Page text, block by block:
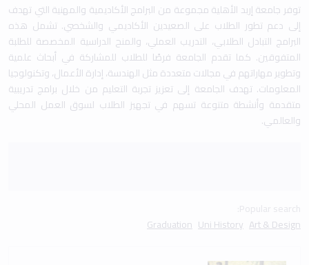
توفر جامعة إربد الأهلية مجموعة من البرامج الأكاديمية والمهنية التي تهدف
إلى دعم تطور الطلاب على الصعيدين الأكاديمي والشخصي. تشمل هذه
البرامج التبادل الطلابي، التدريب العملي، والمنح الدراسية المخصصة للطلبة
المتفوقين. كما تقدم الجامعة فرصًا للطلاب للمشاركة في أبحاث علمية
وتطوير مهاراتهم في مجالات متعددة مثل الهندسة، إدارة الأعمال، وتكنولوجيا
المعلومات. تهدف الجامعة إلى تعزيز تجربة التعليم من خلال برامج تدريبية
متقدمة وأنشطة متنوعة تسهم في تجهيز الطلاب لسوق العمل المحلي
والعالمي.
Art & Design
Uni History
Graduation